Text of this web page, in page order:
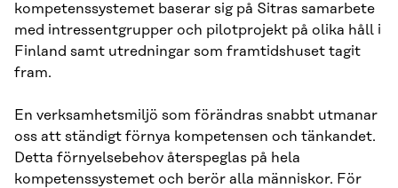
kompetenssystemet baserar sig på Sitras samarbete
med intressentgrupper och pilotprojekt på olika håll i
Finland samt utredningar som framtidshuset tagit
fram.
En verksamhetsmiljö som förändras snabbt utmanar
oss att ständigt förnya kompetensen och tänkandet.
Detta förnyelsebehov återspeglas på hela
kompetenssystemet och berör alla människor. För